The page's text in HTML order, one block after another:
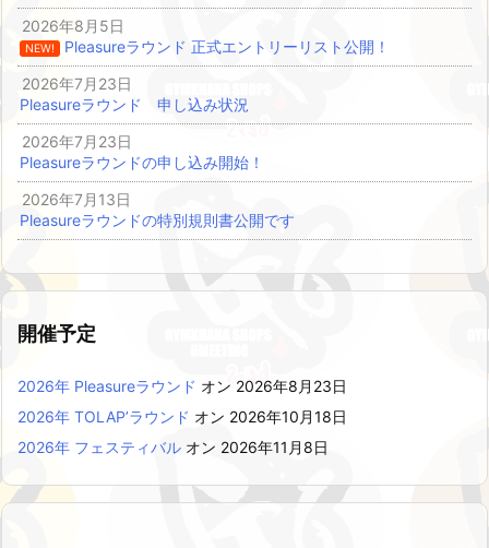
2026年8月5日
NEW!
Pleasureラウンド 正式エントリーリスト公開！
2026年7月23日
Pleasureラウンド 申し込み状況
2026年7月23日
Pleasureラウンドの申し込み開始！
2026年7月13日
Pleasureラウンドの特別規則書公開です
開催予定
2026年 Pleasureラウンド オン 2026年8月23日
2026年 TOLAP’ラウンド オン 2026年10月18日
2026年 フェスティバル オン 2026年11月8日